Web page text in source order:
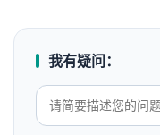
我有疑问：